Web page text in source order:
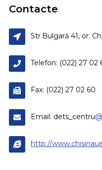
Contacte
Str.Bulgară 41, or.
Telefon: (022) 27 02
Fax: (022) 27 02 60
Email: dets_centru
http://